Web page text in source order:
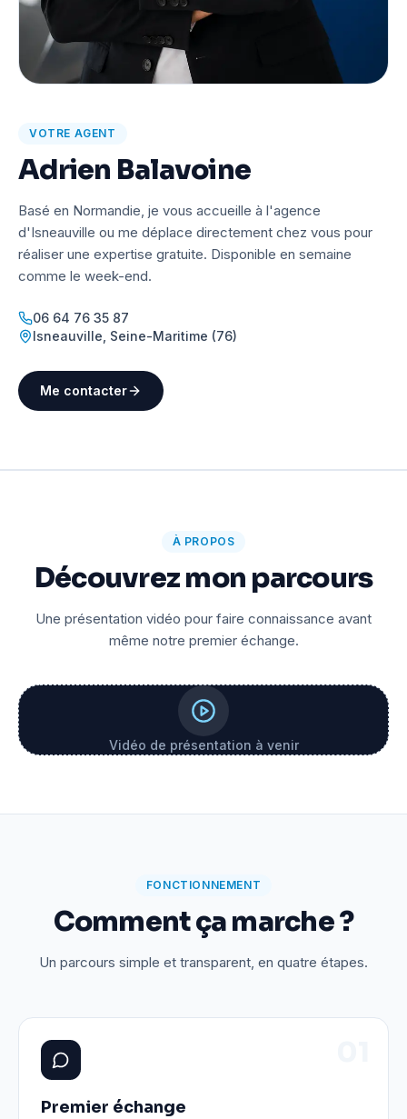
VOTRE AGENT
Adrien Balavoine
Basé en Normandie, je vous accueille à l'agence
d'Isneauville ou me déplace directement chez vous pour
réaliser une expertise gratuite. Disponible en semaine
comme le week-end.
06 64 76 35 87
Isneauville Seine-Maritime (76)
Me contacter
À PROPOS
Découvrez mon parcours
Une présentation vidéo pour faire connaissance avant
même notre premier échange.
Vidéo de présentation à venir
FONCTIONNEMENT
Comment ça marche ?
Un parcours simple et transparent, en quatre étapes.
Premier échange